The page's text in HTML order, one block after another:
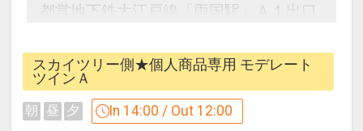
都営地下鉄大江戸線「両国駅」Ａ１出口
◆両国国技館・江戸東京博物館も近く、
東京スカイツリー(R)まで路線バス約１０
分！
スカイツリー側★個人商品専用 モデレート
ツインＡ
朝 昼 夕 In 14:00 / Out 12:00